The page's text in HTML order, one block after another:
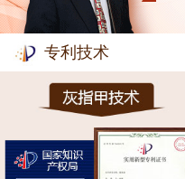
专利技术